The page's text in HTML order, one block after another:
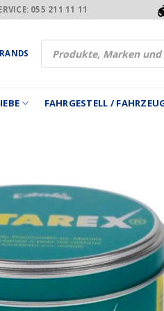
055 211 11 11
Products
search
FAHRGESTELL /